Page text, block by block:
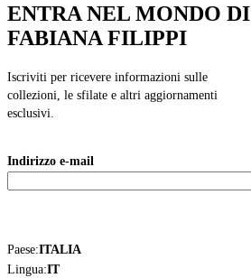
ENTRA NEL MONDO DI
FABIANA FILIPPI
Iscriviti per ricevere informazioni sulle
collezioni, le sfilate e altri aggiornamenti
esclusivi.
Indirizzo e-mail
Paese:ITALIA
Lingua:IT